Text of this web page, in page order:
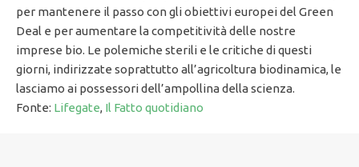
per mantenere il passo con gli obiettivi europei del Green
Deal e per aumentare la competitività delle nostre
imprese bio. Le polemiche sterili e le critiche di questi
giorni, indirizzate soprattutto all’agricoltura biodinamica, le
lasciamo ai possessori dell’ampollina della scienza.
Fonte: Lifegate, Il Fatto quotidiano